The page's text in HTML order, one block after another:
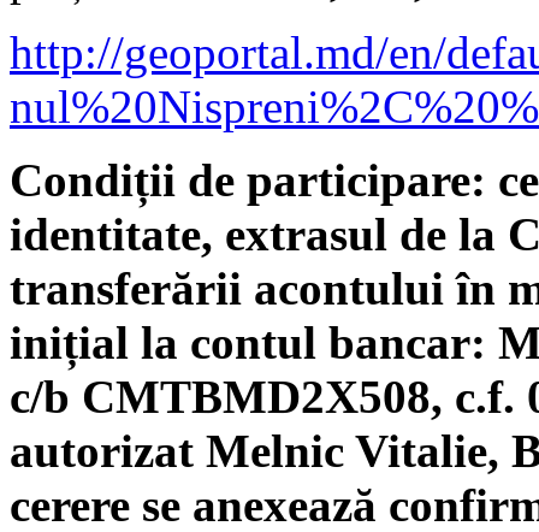
http://geoportal.md/en/
Condiții de participare:
identitate, extrasul de la
transferării acontului în
inițial la contul bancar:
c/b CMTBMD2X508, c.f.
autorizat Melnic Vitalie,
cerere se anexează